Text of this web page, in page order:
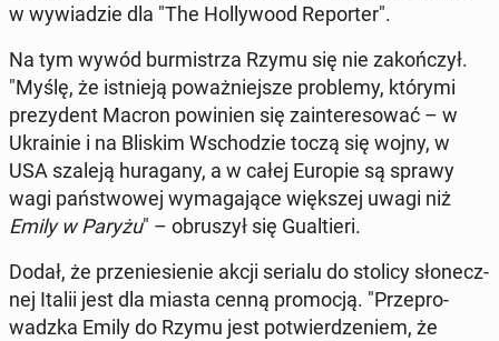
w wy­wia­dzie dla "The Hol­ly­wo­od Re­por­ter".
Na tym wywód bur­mi­strza Rzymu się nie za­koń­czył.
"Myślę, że ist­nie­ją po­waż­niej­sze pro­ble­my, którymi
pre­zy­dent Macron po­wi­nien się za­in­te­re­so­wać – w
Ukra­inie i na Bliskim Wscho­dzie toczą się wojny, w
USA szaleją hu­ra­ga­ny, a w całej Europie są sprawy
wagi pań­stwo­wej wy­ma­ga­ją­ce więk­szej uwagi niż
Emily w Paryżu" – ob­ru­szył się Gu­al­tie­ri.
Dodał, że prze­nie­sie­nie akcji serialu do stolicy sło­necz­
nej Italii jest dla miasta cenną pro­mo­cją. "Prze­pro­
wadz­ka Emily do Rzymu jest po­twier­dze­niem, że